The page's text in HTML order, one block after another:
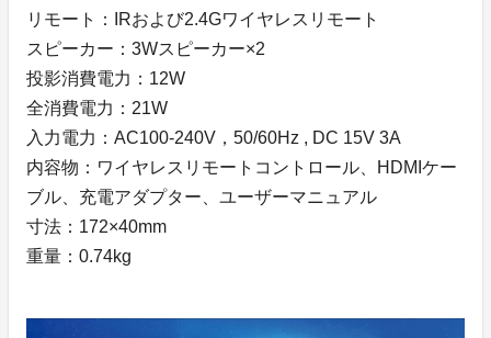
リモート：IRおよび2.4Gワイヤレスリモート
スピーカー：3Wスピーカー×2
投影消費電力：12W
全消費電力：21W
入力電力：AC100-240V，50/60Hz , DC 15V 3A
内容物：ワイヤレスリモートコントロール、HDMIケー
ブル、充電アダプター、ユーザーマニュアル
寸法：172×40mm
重量：0.74kg